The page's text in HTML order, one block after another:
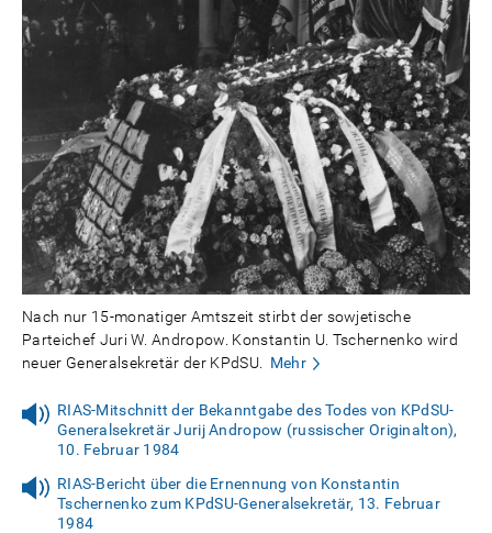
Nach nur 15-monatiger Amtszeit stirbt der sowjetische
Parteichef Juri W. Andropow. Konstantin U. Tschernenko wird
neuer Generalsekretär der KPdSU.
Mehr
RIAS-Mitschnitt der Bekanntgabe des Todes von KPdSU-
Generalsekretär Jurij Andropow (russischer Originalton),
10. Februar 1984
RIAS-Bericht über die Ernennung von Konstantin
Tschernenko zum KPdSU-Generalsekretär, 13. Februar
1984